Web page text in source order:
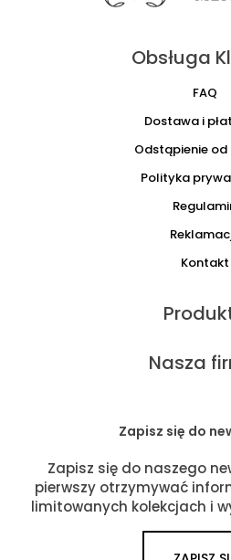
Obsługa
FAQ
Dostawa i
Odstąpienie
Polityka
Kontakt
Nasza
Zapisz się do
Zapisz się do naszego
pierwszy otrzymywać
limitowanych kolekcjach i